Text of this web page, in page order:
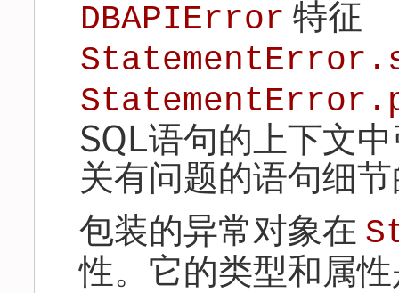
DBAPIError 特征
SQL语句的上下文
关有问题的语句细
包装的异常对象在
性。它的类型和属